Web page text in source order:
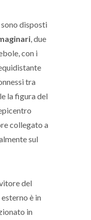
disposti
, due
con i
tra
la figura del
epicentro
collegato a
sul
del
è in
in